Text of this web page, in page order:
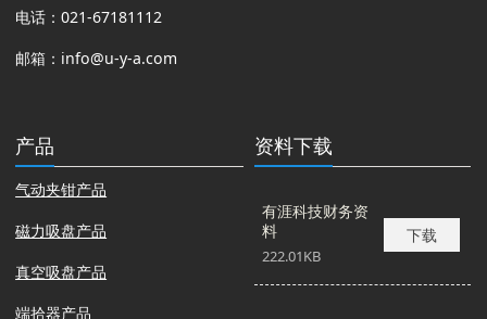
电话：021-67181112
邮箱： info@u-y-a.com
产品
气动夹钳产品
磁力吸盘产品
真空吸盘产品
端拾器产品
资料下载
有涯科技财务资
料
222.01KB
下载